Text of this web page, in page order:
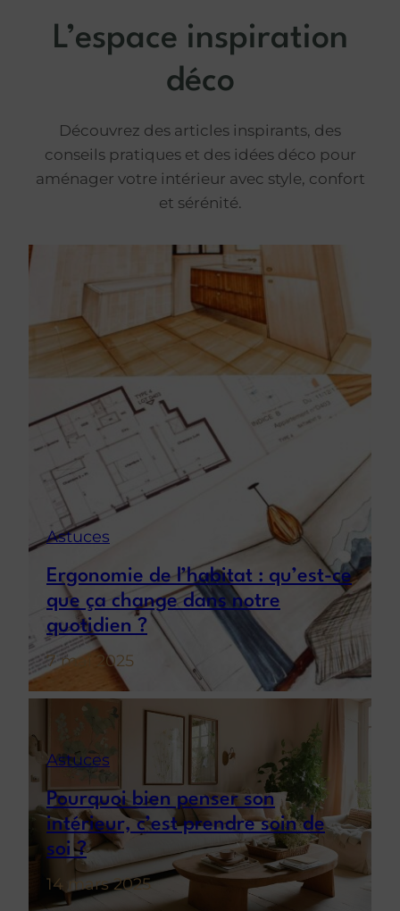
L’espace inspiration
déco
Découvrez des articles inspirants, des
conseils pratiques et des idées déco pour
aménager votre intérieur avec style, confort
et sérénité.
Astuces
Ergonomie de l’habitat : qu’est-ce
que ça change dans notre
quotidien ?
7 mai 2025
Astuces
Pourquoi bien penser son
intérieur, c’est prendre soin de
soi ?
14 mars 2025